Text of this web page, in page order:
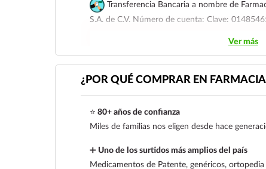
Transferencia Bancaria a nombre de
S.A. de C.V. Número de cuenta: Clave:
Para esta forma de pago el cliente deberá
siguiente correo electrónico:
921 261 8491
Ver más
¿POR QUÉ COMPRAR EN
⭐ 80+ años de confianza
Miles de familias nos eligen desde hace
➕ Uno de los surtidos más amplios del país
Medicamentos de Patente, genéricos,